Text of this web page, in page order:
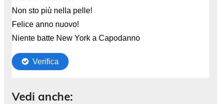
Vedi anche: